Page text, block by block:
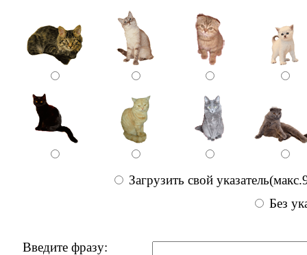
Загрузить свой
Без
Введите фразу: